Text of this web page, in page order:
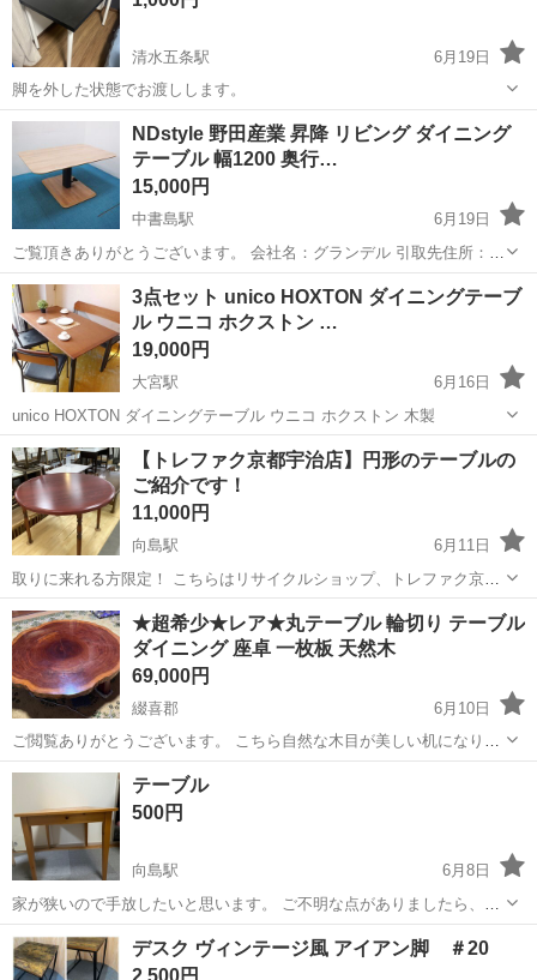
清水五条駅
6月19日
脚を外した状態でお渡しします。
京都 京都市 清水五条駅 テーブル
NDstyle 野田産業 昇降 リビング ダイニング
テーブル 幅1200 奥行…
15,000円
中書島駅
6月19日
ご覧頂きありがとうございます。 会社名：グランデル 引取先住所：
613-0024 京都府久世郡久御山町森村東363-1 営業日：平日 第二/第四
土曜日 9:00～18:00 （休日：日祝） ◆当方ネットショッ...
京都 久世郡 中書島駅
3点セット unico HOXTON ダイニングテーブ
ル ウニコ ホクストン …
19,000円
大宮駅
6月16日
unico HOXTON ダイニングテーブル ウニコ ホクストン 木製
京都 京都市 大宮駅 テーブル
【トレファク京都宇治店】円形のテーブルの
ご紹介です！
11,000円
向島駅
6月11日
取りに来れる方限定！ こちらはリサイクルショップ、トレファク京都
宇治店からの出品です。 ●商品情報 アイテム名:円形テーブル サイ
ズ：幅約105cm×高さ約71cm 状態：中古品の為細々キズがありま...
京都 京都市 向島駅 テーブル トレファク
★超希少★レア★丸テーブル 輪切り テーブル
ダイニング 座卓 一枚板 天然木
69,000円
綴喜郡
6月10日
ご閲覧ありがとうございます。 こちら自然な木目が美しい机になりま
す。 約35年前に数百万で購入したと祖父から聞きました。 厚み約8cm
京都 綴喜郡 テーブル
テーブル
500円
向島駅
6月8日
家が狭いので手放したいと思います。 ご不明な点がありましたら、お
気軽にご質問ください。
京都 京都市 向島駅
デスク ヴィンテージ風 アイアン脚 ＃20